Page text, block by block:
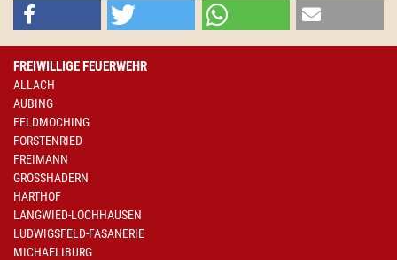
FREIWILLIGE FEUERWEHR
ALLACH
AUBING
FELDMOCHING
FORSTENRIED
FREIMANN
GROSSHADERN
HARTHOF
LANGWIED-LOCHHAUSEN
LUDWIGSFELD-FASANERIE
MICHAELIBURG